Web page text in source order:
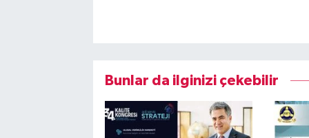
Bunlar da ilginizi çekebilir